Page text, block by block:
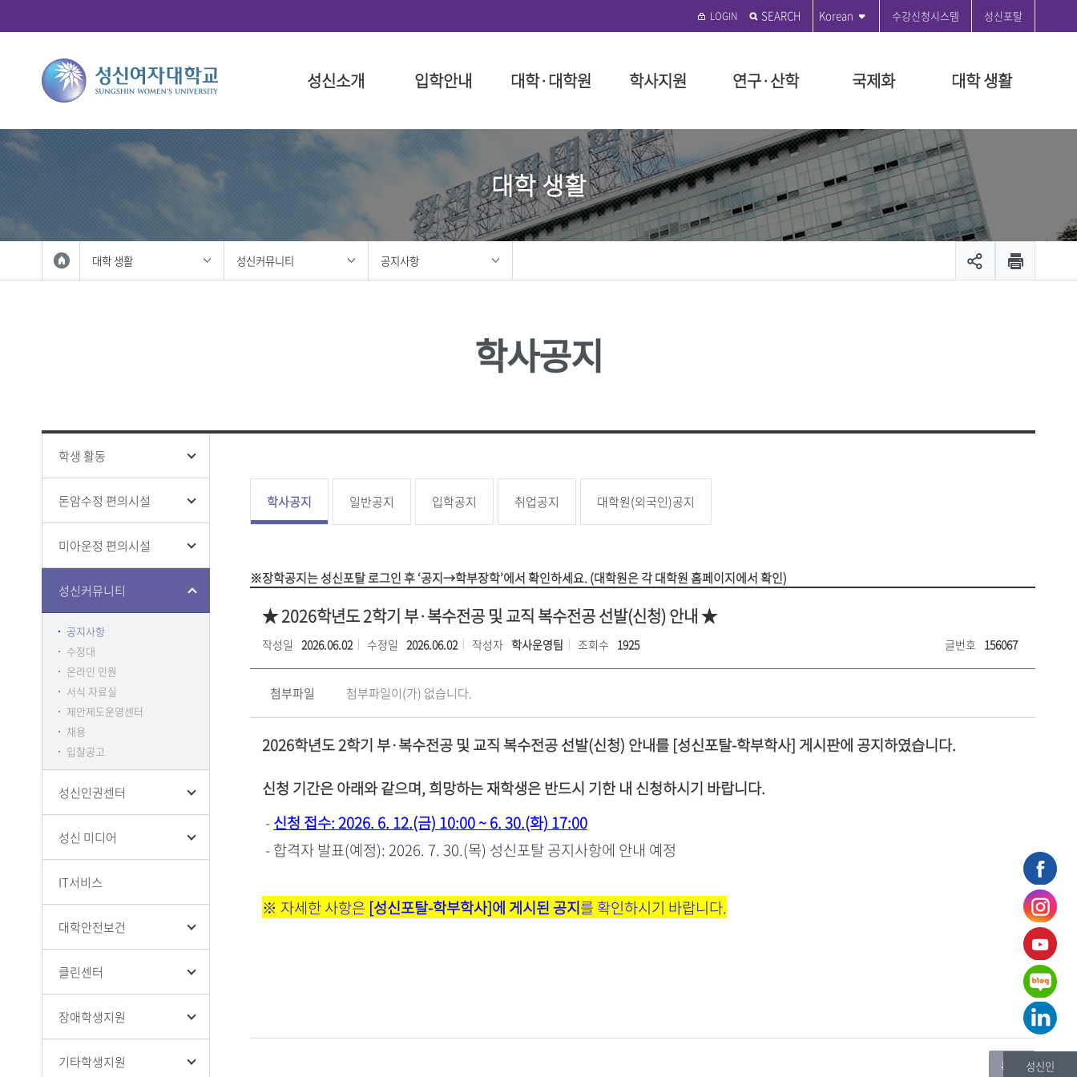
SEARCH Korean 수강신청시스템 성신포탈
성신소개
총장소개
총장 프로필
성신학원
성신학원 소개
임원 현황
이사회 회의록
정관 및 시행세칙
법인설치학교
성신비전
교육이념
성신 VISION 2035
성신발자취
연혁
설립자 연표
성신 이벤트
성신 포커스
언론속의 성신
규정관리
입학안내
대학 일반대학원 특수대학원
교육대학원
융합산업대학원
전문대학원
융합보안전문대학원
대학·대학원
대학(돈암수정)
사회과학대학
자연과학대학
공과대학
대학(미아운정그린)
인문융합예술대학
사회과학대학
자연과학대학
공과대학
간호대학
일반대학원 특수대학원
교육대학원
융합산업대학원
뷰티융합대학원
문화산업예술대학원
융합보안전문대학원
학사지원
학사 일정
대학원 일정
학사 행정
대학요람
교육과정
학사제도 안내 동영상
수업
다전공
교직
장학 제도
장학금 지급규정안내
장학금 시행세칙안내
신입생 장학
재학생 장학
등록금 안내
등록금 시행세칙 안내
등록금 납부안내
등록금 반환기준 안내
교육비 납입증명서 안내
학생증 발급
연구·산학
연구산학협력단 뉴스레터 연구기관 연구윤리센터
국제화
국제화 프로그램 안내 외국인 입학 국제학부 국제교육원
대학 생활
학생 활동
중앙동아리
학생복지위원회
성신사회봉사
학생활동지원
학생홍보대사 포러스
돈암수정 편의시설
구내식당
복지편의시설
도서관
기숙사
생활관(난향원)
미아운정 편의시설
구내식당
복지편의시설
도서관
성신건강관리팀
성신커뮤니티
공지사항
수정대
온라인 민원
서식 자료실
성신 미디어
성신학보
연구실 안전관리 규정
부패방지
감사
장애학생지원
유실물관리
학생보험
대학 생활
대학 생활 성신커뮤니티 공지사항
학사공지
학생 활동
돈암수정 편의시설
미아운정 편의시설
성신커뮤니티
공지사항
수정대
온라인 민원
서식 자료실
제안제도운영센터
채용
입찰공고
성신인권센터
성신 미디어
IT서비스
대학안전보건
클린센터
장애학생지원
기타학생지원
학사공지 일반공지 입학공지 취업공지 대학원(외국인)공지
※장학공지는 성신포탈 로그인 후 ‘공지→학부장학’에서 확인하세요. (대학원은 각 대학원 홈페이지에서 확인)
★ 2026학년도 2학기 부·복수전공 및 교직 복수전공 선발(신청) 안내 ★
작성일 2026.06.02 수정일 2026.06.02 작성자 학사운영팀 조회수 1925 글번호 156067
첨부파일 첨부파일이(가) 없습니다.
2026학년도 2학기 부·복수전공 및 교직 복수전공 선발(신청) 안내를 [성신포탈-학부학사] 게시판에 공지하였습니다.
신청 기간은 아래와 같으며,희망하는 재학생은 반드시 기한 내 신청하시기 바랍니다.
-신청 접수: 2026. 6. 12.(금) 10:00 ~ 6. 30.(화) 17:00
- 합격자 발표(예정): 2026. 7. 30.(목) 성신포탈 공지사항에 안내 예정
※ 자세한 사항은 [성신포탈-학부학사]에 게시된 공지를 확인하시기 바랍니다.
성신인